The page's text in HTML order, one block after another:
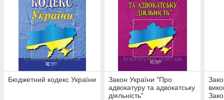
Бюджетний кодекс України
Закон України "Про
адвокатуру та адвокатську
діяльність"